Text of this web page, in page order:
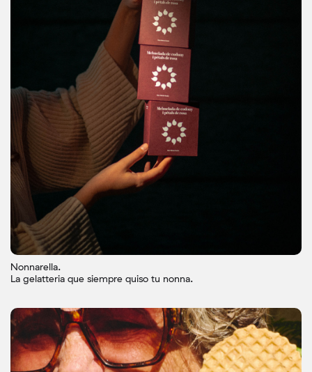
Nonnarella.
La gelatteria que siempre quiso tu nonna.